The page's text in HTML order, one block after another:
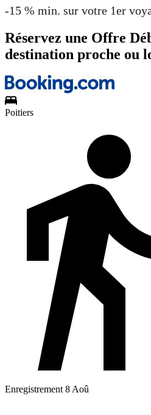
-15 % min. sur votre 1er
Réservez une Offre
destination proche ou
Poitiers
Enregistrement 8 Aoû